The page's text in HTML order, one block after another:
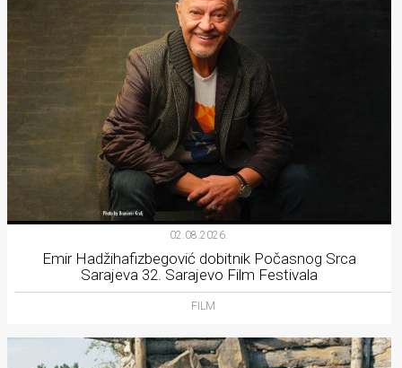
02.08.2026.
Emir Hadžihafizbegović dobitnik Počasnog Srca
Sarajeva 32. Sarajevo Film Festivala
FILM